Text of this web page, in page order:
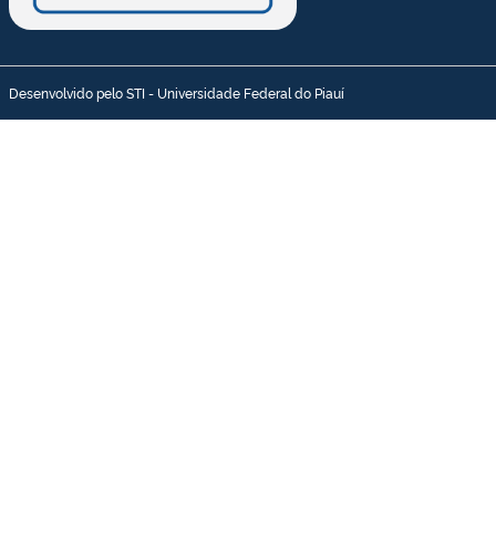
Desenvolvido pelo STI - Universidade Federal do Piauí